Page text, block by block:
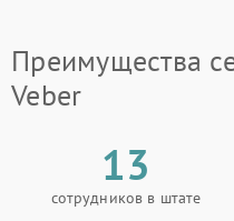
Преимущества
Veber
13
сотрудников в штате